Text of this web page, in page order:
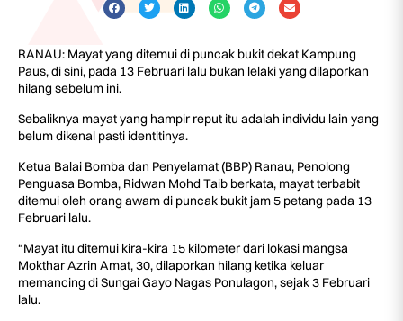
RANAU: Mayat yang ditemui di puncak bukit dekat Kampung
Paus, di sini, pada 13 Februari lalu bukan lelaki yang dilaporkan
hilang sebelum ini.
Sebaliknya mayat yang hampir reput itu adalah individu lain yang
belum dikenal pasti identitinya.
Ketua Balai Bomba dan Penyelamat (BBP) Ranau, Penolong
Penguasa Bomba, Ridwan Mohd Taib berkata, mayat terbabit
ditemui oleh orang awam di puncak bukit jam 5 petang pada 13
Februari lalu.
“Mayat itu ditemui kira-kira 15 kilometer dari lokasi mangsa
Mokthar Azrin Amat, 30, dilaporkan hilang ketika keluar
memancing di Sungai Gayo Nagas Ponulagon, sejak 3 Februari
lalu.